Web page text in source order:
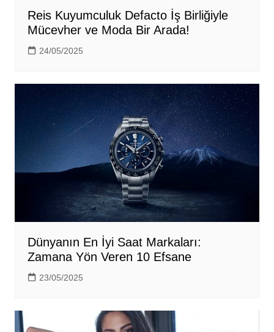
Reis Kuyumculuk Defacto İş Birliğiyle
Mücevher ve Moda Bir Arada!
24/05/2025
Dünyanın En İyi Saat Markaları:
Zamana Yön Veren 10 Efsane
23/05/2025